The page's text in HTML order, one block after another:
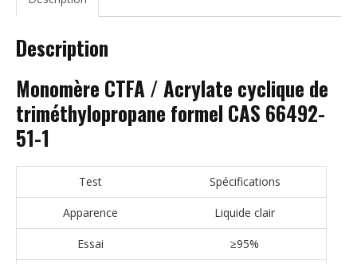
Description
Monomère CTFA / Acrylate cyclique de
triméthylopropane formel CAS 66492-
51-1
Test Spécifications
Apparence Liquide clair
Essai ≥95%